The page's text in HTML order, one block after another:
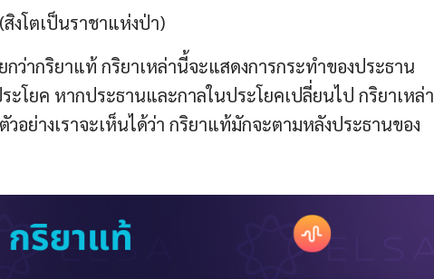
งโตเป็นราชาแห่งป่า)
ว่ากริยาแท้ กริยาเหล่านี้จะแสดงการกระทำของประธาน
โยค หากประธานและกาลในประโยคเปลี่ยนไป กริยาเหล่า
อย่างเราจะเห็นได้ว่า กริยาแท้มักจะตามหลังประธานของ